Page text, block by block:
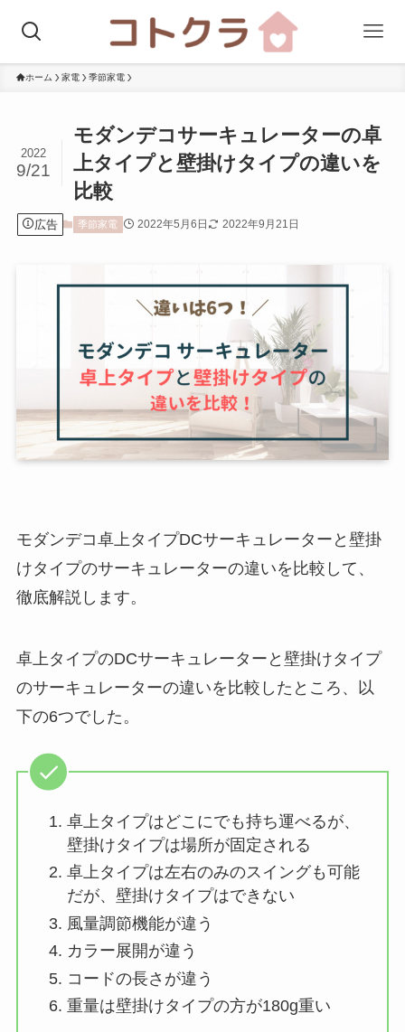
ホーム 家電 季節家電
モダンデコサーキュレーターの卓
上タイプと壁掛けタイプの違いを
比較
2022
9/21
広告 季節家電 2022年5月6日 2022年9月21日
モダンデコ卓上タイプDCサーキュレーターと壁掛
けタイプのサーキュレーターの違いを比較して、
徹底解説します。
卓上タイプのDCサーキュレーターと壁掛けタイプ
のサーキュレーターの違いを比較したところ、以
下の6つでした。
卓上タイプはどこにでも持ち運べるが、
壁掛けタイプは場所が固定される
卓上タイプは左右のみのスイングも可能
だが、壁掛けタイプはできない
風量調節機能が違う
カラー展開が違う
コードの長さが違う
重量は壁掛けタイプの方が180g重い